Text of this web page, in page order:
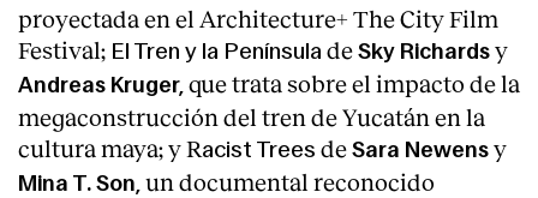
proyectada en el Architecture+ The City Film
Festival; El Tren y la Península de Sky Richards y
Andreas Kruger, que trata sobre el impacto de la
megaconstrucción del tren de Yucatán en la
cultura maya; y Racist Trees de Sara Newens y
Mina T. Son, un documental reconocido